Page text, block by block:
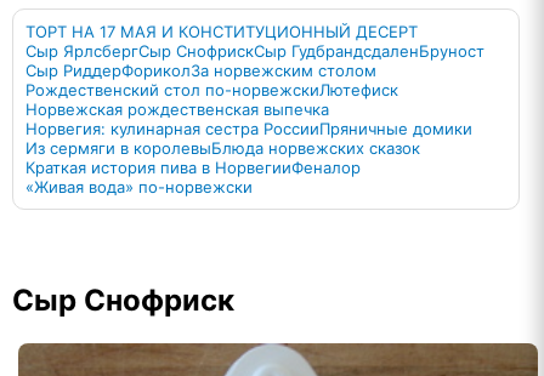
ТОРТ НА 17 МАЯ И КОНСТИТУЦИОННЫЙ ДЕСЕРТ
Сыр ЯрлсбергСыр СнофрискСыр ГудбрандсдаленБруност
Сыр РиддерФориколЗа норвежским столом
Рождественский стол по-норвежскиЛютефиск
Норвежская рождественская выпечка
Норвегия: кулинарная сестра РоссииПряничные домики
Из сермяги в королевыБлюда норвежских сказок
Краткая история пива в НорвегииФеналор
«Живая вода» по-норвежски
Сыр Снофриск